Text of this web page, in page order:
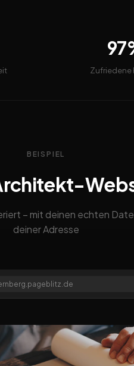
Zufriedene
BEISPIEL
– mit deinen echten
deiner Adresse